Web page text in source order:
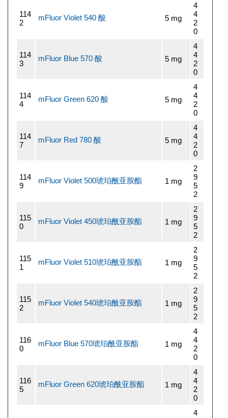
114
2
mFluor Violet 540 酸 5 mg
4
4
2
0
114
3
mFluor Blue 570 酸 5 mg
4
4
2
0
114
4
mFluor Green 620 酸 5 mg
4
4
2
0
114
7
mFluor Red 780 酸 5 mg
4
4
2
0
114
9
mFluor Violet 500琥珀酰亚胺酯 1 mg
2
9
5
2
115
0
mFluor Violet 450琥珀酰亚胺酯 1 mg
2
9
5
2
115
1
mFluor Violet 510琥珀酰亚胺酯 1 mg
2
9
5
2
115
2
mFluor Violet 540琥珀酰亚胺酯 1 mg
2
9
5
2
116
0
mFluor Blue 570琥珀酰亚胺酯 1 mg
4
4
2
0
116
5
mFluor Green 620琥珀酰亚胺酯 1 mg
4
4
2
0
4